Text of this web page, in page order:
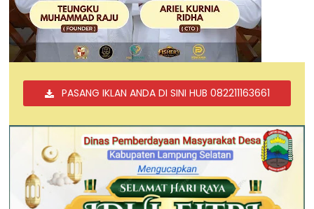
PASANG IKLAN ANDA DI SINI HUB 082211163661